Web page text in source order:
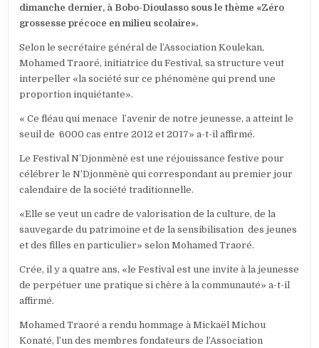
dimanche dernier, à Bobo-Dioulasso sous le thème «Zéro
grossesse précoce en milieu scolaire».
Selon le secrétaire général de l’Association Koulekan,
Mohamed Traoré, initiatrice du Festival, sa structure veut
interpeller «la société sur ce phénomène qui prend une
proportion inquiétante».
« Ce fléau qui menace l’avenir de notre jeunesse, a atteint le
seuil de 6000 cas entre 2012 et 2017» a-t-il affirmé.
Le Festival N’Djonmènè est une réjouissance festive pour
célébrer le N’Djonmènè qui correspondant au premier jour
calendaire de la société traditionnelle.
«Elle se veut un cadre de valorisation de la culture, de la
sauvegarde du patrimoine et de la sensibilisation des jeunes
et des filles en particulier» selon Mohamed Traoré.
Crée, il y a quatre ans, «le Festival est une invite à la jeunesse
de perpétuer une pratique si chère à la communauté» a-t-il
affirmé.
Mohamed Traoré a rendu hommage à Mickaël Michou
Konaté, l’un des membres fondateurs de l’Association